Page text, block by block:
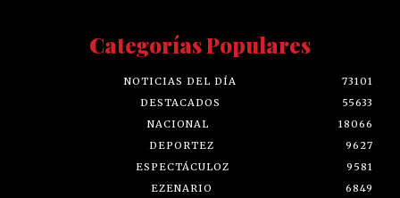
Categorías Populares
NOTICIAS DEL DÍA
73101
DESTACADOS
55633
NACIONAL
18066
DEPORTEZ
9627
ESPECTÁCULOZ
9581
EZENARIO
6849